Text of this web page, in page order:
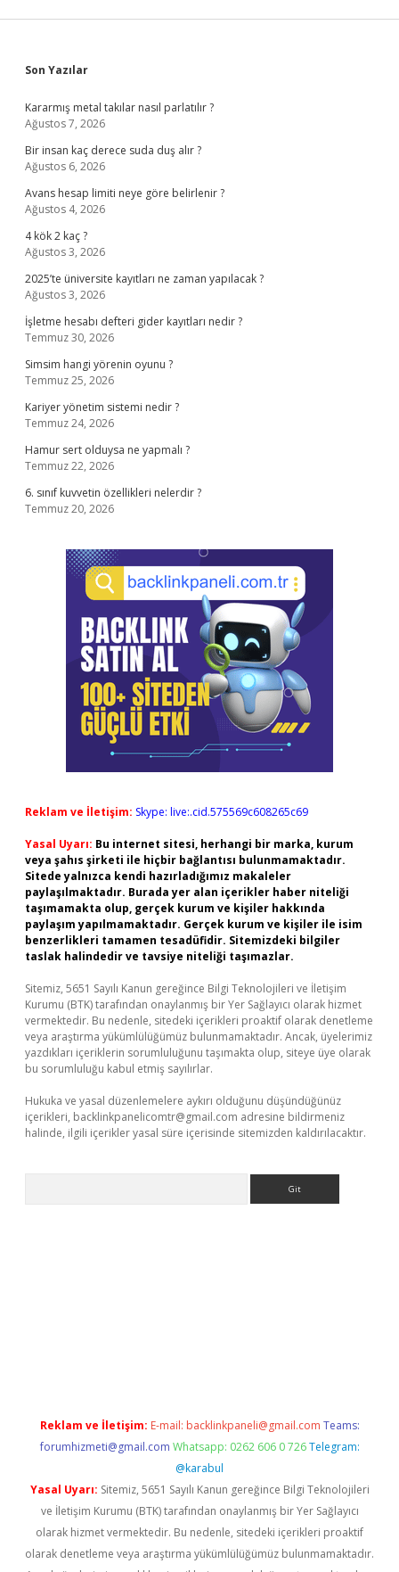
Sidebar
Son Yazılar
Kararmış metal takılar nasıl parlatılır ?
Ağustos 7, 2026
Bir insan kaç derece suda duş alır ?
Ağustos 6, 2026
Avans hesap limiti neye göre belirlenir ?
Ağustos 4, 2026
4 kök 2 kaç ?
Ağustos 3, 2026
2025’te üniversite kayıtları ne zaman yapılacak ?
Ağustos 3, 2026
İşletme hesabı defteri gider kayıtları nedir ?
Temmuz 30, 2026
Simsim hangi yörenin oyunu ?
Temmuz 25, 2026
Kariyer yönetim sistemi nedir ?
Temmuz 24, 2026
Hamur sert olduysa ne yapmalı ?
Temmuz 22, 2026
6. sınıf kuvvetin özellikleri nelerdir ?
Temmuz 20, 2026
Reklam ve İletişim: Skype: live:.cid.575569c608265c69
Yasal Uyarı: Bu internet sitesi, herhangi bir marka, kurum
veya şahıs şirketi ile hiçbir bağlantısı bulunmamaktadır.
Sitede yalnızca kendi hazırladığımız makaleler
paylaşılmaktadır. Burada yer alan içerikler haber niteliği
taşımamakta olup, gerçek kurum ve kişiler hakkında
paylaşım yapılmamaktadır. Gerçek kurum ve kişiler ile isim
benzerlikleri tamamen tesadüfidir. Sitemizdeki bilgiler
taslak halindedir ve tavsiye niteliği taşımazlar.
Sitemiz, 5651 Sayılı Kanun gereğince Bilgi Teknolojileri ve İletişim
Kurumu (BTK) tarafından onaylanmış bir Yer Sağlayıcı olarak hizmet
vermektedir. Bu nedenle, sitedeki içerikleri proaktif olarak denetleme
veya araştırma yükümlülüğümüz bulunmamaktadır. Ancak, üyelerimiz
yazdıkları içeriklerin sorumluluğunu taşımakta olup, siteye üye olarak
bu sorumluluğu kabul etmiş sayılırlar.
Hukuka ve yasal düzenlemelere aykırı olduğunu düşündüğünüz
içerikleri, backlinkpanelicomtr@gmail.com adresine bildirmeniz
halinde, ilgili içerikler yasal süre içerisinde sitemizden kaldırılacaktır.
Reklam ve İletişim: E-mail: backlinkpaneli@gmail.com Teams:
forumhizmeti@gmail.com Whatsapp: 0262 606 0 726 Telegram:
@karabul
Yasal Uyarı: Sitemiz, 5651 Sayılı Kanun gereğince Bilgi Teknolojileri
ve İletişim Kurumu (BTK) tarafından onaylanmış bir Yer Sağlayıcı
olarak hizmet vermektedir. Bu nedenle, sitedeki içerikleri proaktif
olarak denetleme veya araştırma yükümlülüğümüz bulunmamaktadır.